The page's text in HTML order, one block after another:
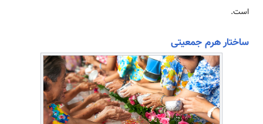
است.
ساختار هرم جمعیتی